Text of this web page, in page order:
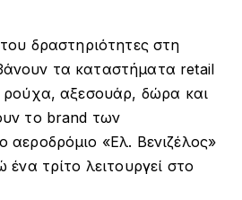
του δραστηριότητες στη
τα καταστήματα retail
αξεσουάρ, δώρα και
το brand των
αεροδρόμιο «Ελ. Βενιζέλος»
τρίτο λειτουργεί στο